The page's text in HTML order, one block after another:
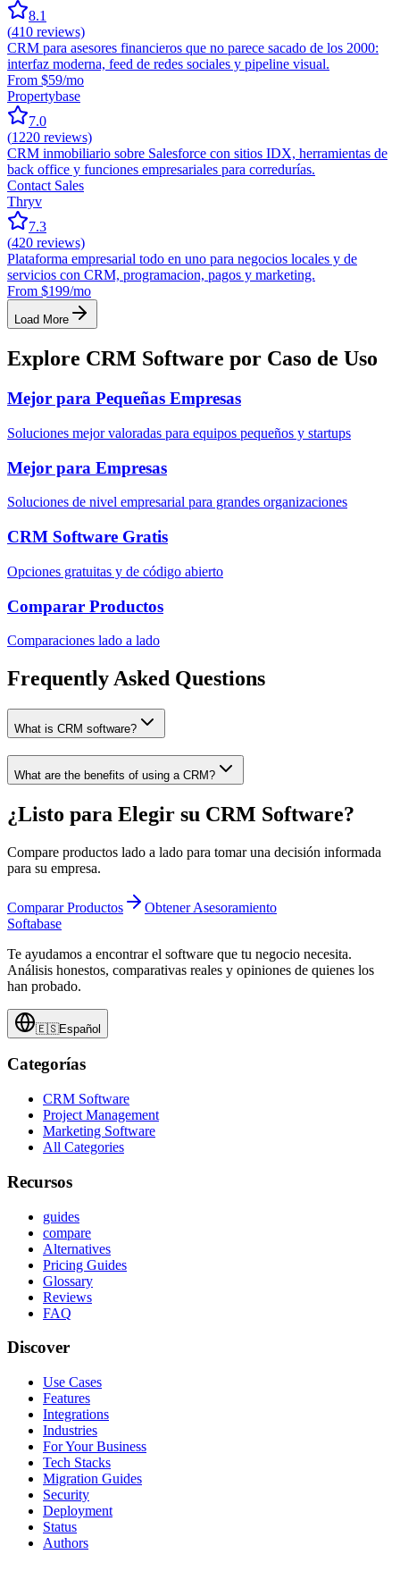
8.1
(410 reviews)
CRM para asesores financieros que no parece sacado de los 2000:
interfaz moderna, feed de redes sociales y pipeline visual.
From $59/mo
Propertybase
7.0
(1220 reviews)
CRM inmobiliario sobre Salesforce con sitios IDX, herramientas de
back office y funciones empresariales para corredurías.
Contact Sales
Thryv
7.3
(420 reviews)
Plataforma empresarial todo en uno para negocios locales y de
servicios con CRM, programacion, pagos y marketing.
From $199/mo
Load More
Explore CRM Software por Caso de Uso
Mejor para Pequeñas Empresas
Soluciones mejor valoradas para equipos pequeños y startups
Mejor para Empresas
Soluciones de nivel empresarial para grandes organizaciones
CRM Software Gratis
Opciones gratuitas y de código abierto
Comparar Productos
Comparaciones lado a lado
Frequently Asked Questions
What is CRM software?
What are the benefits of using a CRM?
¿Listo para Elegir su CRM Software?
Compare productos lado a lado para tomar una decisión informada
para su empresa.
Comparar Productos
Obtener Asesoramiento
Softabase
Te ayudamos a encontrar el software que tu negocio necesita.
Análisis honestos, comparativas reales y opiniones de quienes los
han probado.
🇪🇸Español
Categorías
CRM Software
Project Management
Marketing Software
All Categories
Recursos
guides
compare
Alternatives
Pricing Guides
Glossary
Reviews
FAQ
Discover
Use Cases
Features
Integrations
Industries
For Your Business
Tech Stacks
Migration Guides
Security
Deployment
Status
Authors